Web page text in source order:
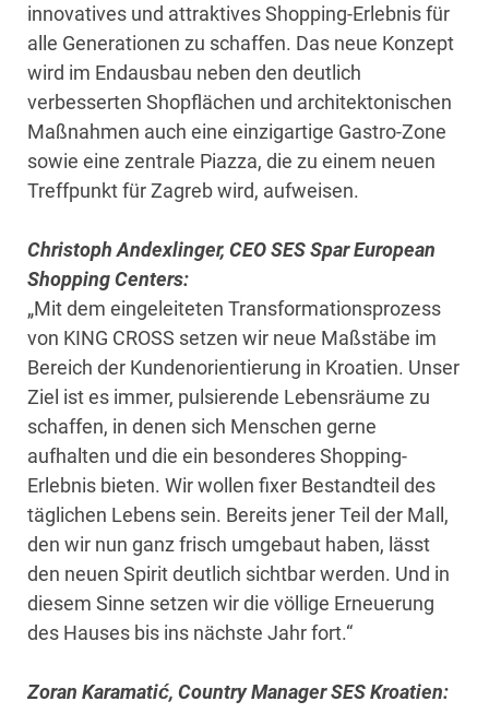
innovatives und attraktives Shopping-Erlebnis für
alle Generationen zu schaffen. Das neue Konzept
wird im Endausbau neben den deutlich
verbesserten Shopflächen und architektonischen
Maßnahmen auch eine einzigartige Gastro-Zone
sowie eine zentrale Piazza, die zu einem neuen
Treffpunkt für Zagreb wird, aufweisen.
Christoph Andexlinger, CEO SES Spar European
Shopping Centers:
„Mit dem eingeleiteten Transformationsprozess
von KING CROSS setzen wir neue Maßstäbe im
Bereich der Kundenorientierung in Kroatien. Unser
Ziel ist es immer, pulsierende Lebensräume zu
schaffen, in denen sich Menschen gerne
aufhalten und die ein besonderes Shopping-
Erlebnis bieten. Wir wollen fixer Bestandteil des
täglichen Lebens sein. Bereits jener Teil der Mall,
den wir nun ganz frisch umgebaut haben, lässt
den neuen Spirit deutlich sichtbar werden. Und in
diesem Sinne setzen wir die völlige Erneuerung
des Hauses bis ins nächste Jahr fort.“
Zoran Karamatić, Country Manager SES Kroatien: